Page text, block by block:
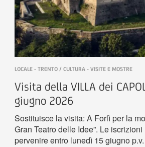
LOCALE - TRENTO / CULTURA - VISITE E MOSTRE
Visita della VILLA dei
giugno 2026
Sostituisce la visita: A Forlì per la
Gran Teatro delle Idee”. Le
pervenire entro lunedì 15 giugno p.v.